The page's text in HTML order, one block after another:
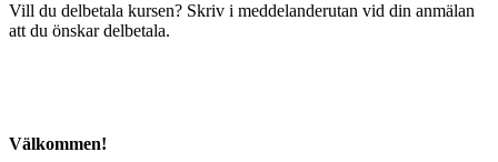
Vill du delbetala kursen? Skriv i meddelanderutan vid din anmälan
att du önskar delbetala.
Välkommen!